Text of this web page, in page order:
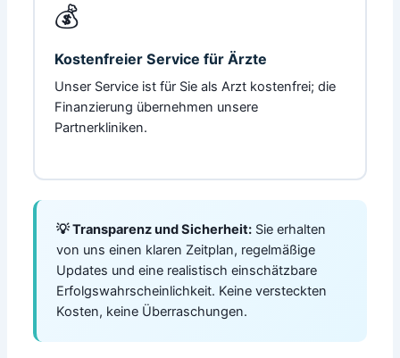
💰
Kostenfreier Service für Ärzte
Unser Service ist für Sie als Arzt kostenfrei; die
Finanzierung übernehmen unsere
Partnerkliniken.
💡 Transparenz und Sicherheit: Sie erhalten
von uns einen klaren Zeitplan, regelmäßige
Updates und eine realistisch einschätzbare
Erfolgswahrscheinlichkeit. Keine versteckten
Kosten, keine Überraschungen.